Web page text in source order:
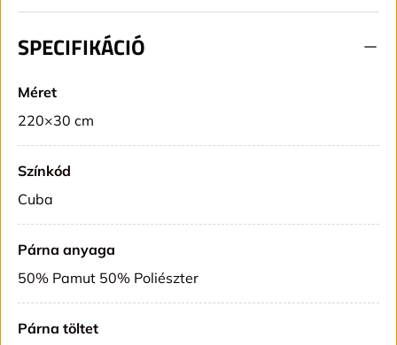
SPECIFIKÁCIÓ
Méret
220×30 cm
Színkód
Cuba
Párna anyaga
50% Pamut 50% Poliészter
Párna töltet